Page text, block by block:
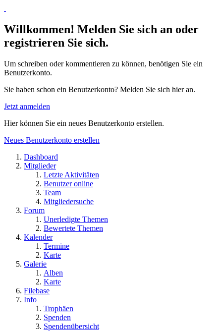
Willkommen! Melden Sie sich an oder
registrieren Sie sich.
Um schreiben oder kommentieren zu können, benötigen Sie ein
Benutzerkonto.
Sie haben schon ein Benutzerkonto? Melden Sie sich hier an.
Jetzt anmelden
Hier können Sie ein neues Benutzerkonto erstellen.
Neues Benutzerkonto erstellen
Dashboard
Mitglieder
Letzte Aktivitäten
Benutzer online
Team
Mitgliedersuche
Forum
Unerledigte Themen
Bewertete Themen
Kalender
Termine
Karte
Galerie
Alben
Karte
Filebase
Info
Trophäen
Spenden
Spendenübersicht